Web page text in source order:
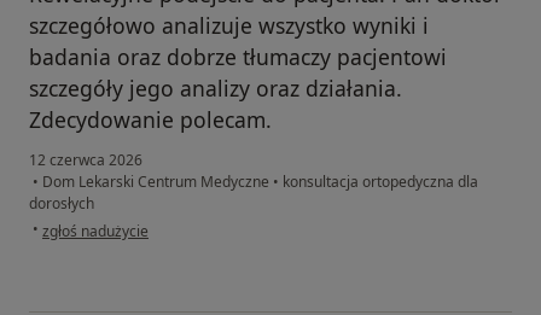
szczegółowo analizuje wszystko wyniki i
badania oraz dobrze tłumaczy pacjentowi
szczegóły jego analizy oraz działania.
Zdecydowanie polecam.
12 czerwca 2026
• Dom Lekarski Centrum Medyczne • konsultacja ortopedyczna dla
dorosłych
• w opinii użytkownika Bartosz
zgłoś nadużycie